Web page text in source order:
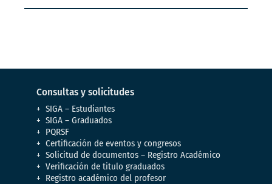
Consultas y solicitudes
SIGA – Estudiantes
SIGA – Graduados
PQRSF
Certificación de eventos y congresos
Solicitud de documentos – Registro Académico
Verificación de titulo graduados
Registro académico del profesor